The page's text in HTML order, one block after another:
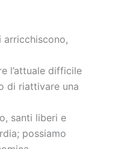
arricchiscono,
l’attuale difficile
di riattivare una
santi liberi e
possiamo